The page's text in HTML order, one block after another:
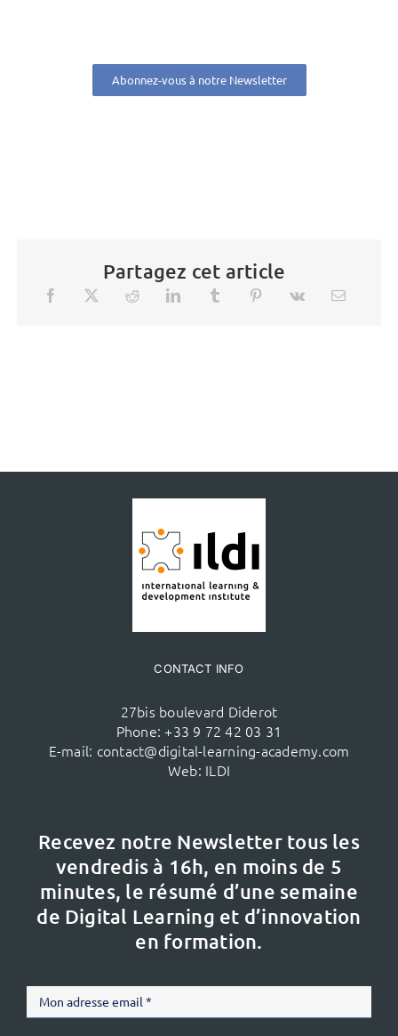
Abonnez-vous à notre Newsletter
Partagez cet article
CONTACT INFO
27bis boulevard Diderot
Phone: +33 9 72 42 03 31
E-mail: contact@digital-learning-academy.com
Web: ILDI
Recevez notre Newsletter tous les
vendredis à 16h, en moins de 5
minutes, le résumé d’une semaine
de Digital Learning et d’innovation
en formation.